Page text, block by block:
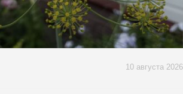
10 августа 2026